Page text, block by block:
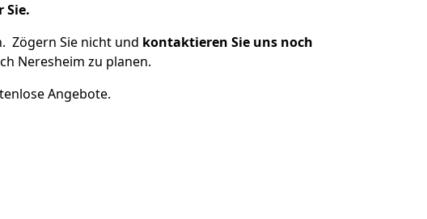
Sie.
Zögern Sie nicht und kontaktieren Sie uns noch
Neresheim zu planen.
Angebote.